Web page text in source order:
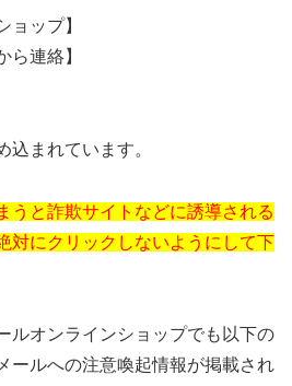
ョップ】
ら連絡】
込まれています。
うと詐欺サイトなどに誘導される
対にクリックしないようにして下
ルオンラインショップでも以下の
ールへの注意喚起情報が掲載され